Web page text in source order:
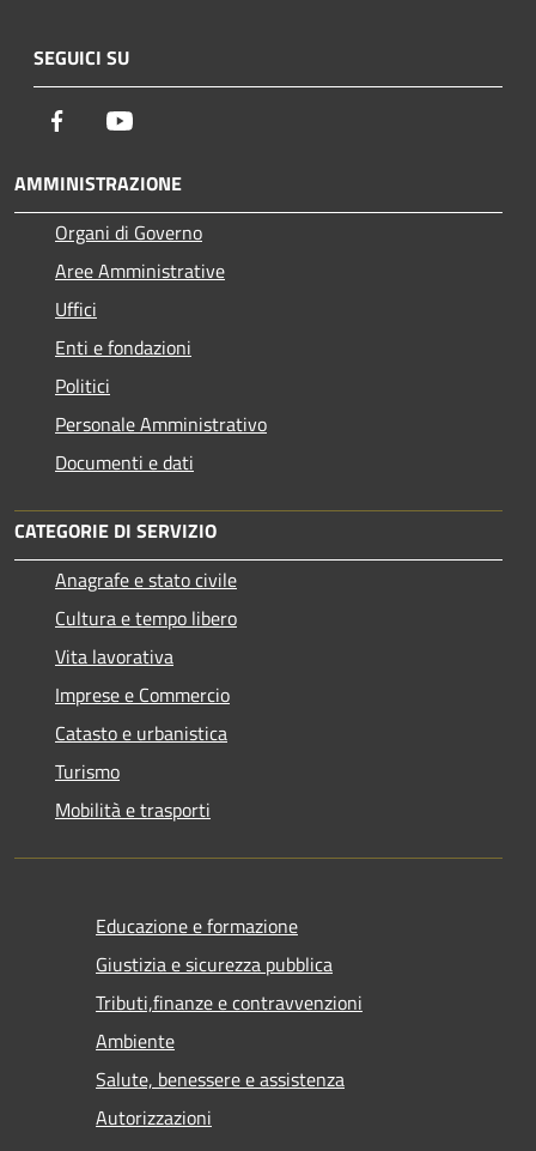
SEGUICI SU
Facebook
AMMINISTRAZIONE
Organi di Governo
Aree Amministrative
Uffici
Enti e fondazioni
Politici
Personale Amministrativo
Documenti e dati
CATEGORIE DI SERVIZIO
Anagrafe e stato civile
Cultura e tempo libero
Vita lavorativa
Imprese e Commercio
Catasto e urbanistica
Turismo
Mobilità e trasporti
Educazione e formazione
Giustizia e sicurezza pubblica
Tributi,finanze e contravvenzioni
Ambiente
Salute, benessere e assistenza
Autorizzazioni